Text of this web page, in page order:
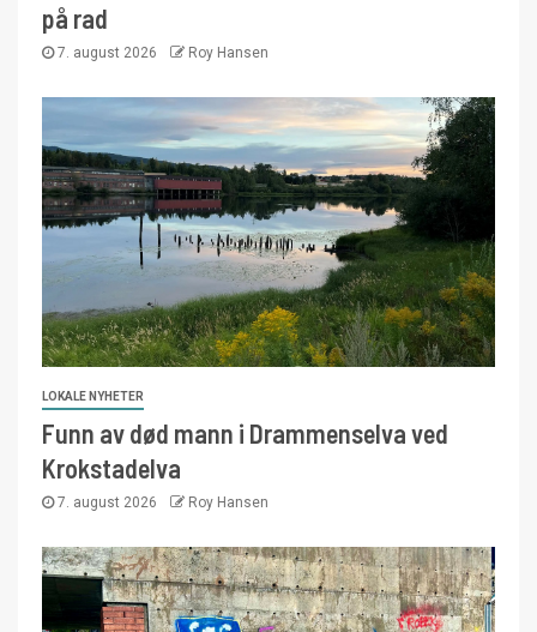
på rad
7. august 2026 Roy Hansen
LOKALE NYHETER
Funn av død mann i Drammenselva ved
Krokstadelva
7. august 2026 Roy Hansen